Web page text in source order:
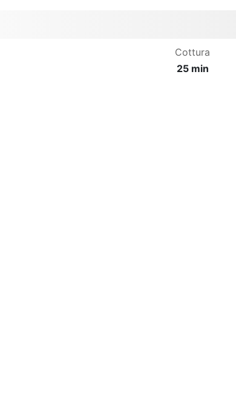
Cottura
25 min